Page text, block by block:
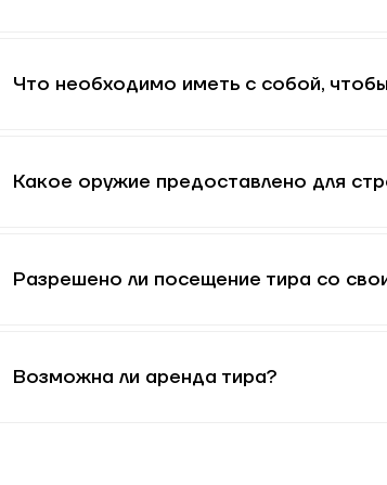
Что необходимо иметь с собой,
Какое оружие предоставлено для
Разрешено ли посещение тира со
Возможна ли аренда тира?
ЗАБРОНИРОВАТЬ